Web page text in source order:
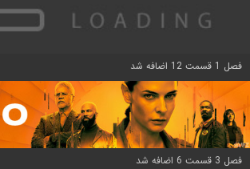
فصل 1 قسمت 12 اضافه شد
فصل 3 قسمت 6 اضافه شد